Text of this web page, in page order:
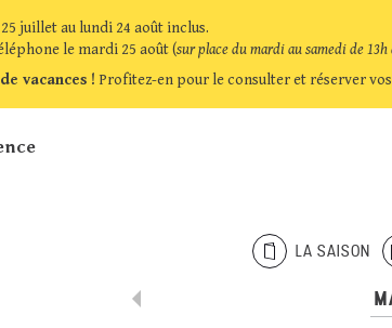
juillet au lundi 24 août inclus.
le mardi 25 août (sur place du mardi au samedi de 13h
vacances ! Profitez-en pour le consulter et réserver
LA SAISON